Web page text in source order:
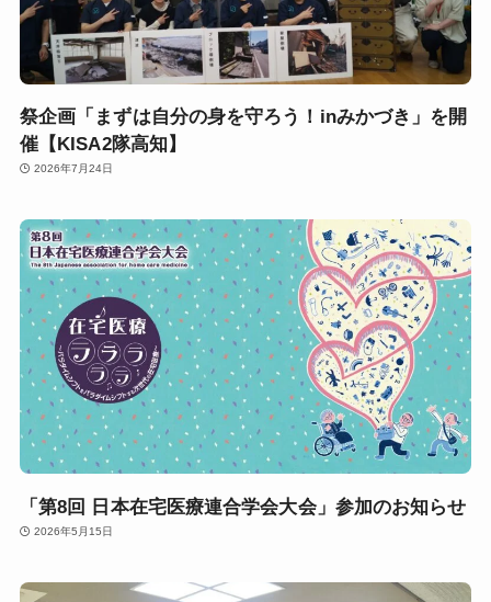
祭企画「まずは自分の身を守ろう！inみかづき」を開
催【KISA2隊高知】
2026年7月24日
「第8回 日本在宅医療連合学会大会」参加のお知らせ
2026年5月15日